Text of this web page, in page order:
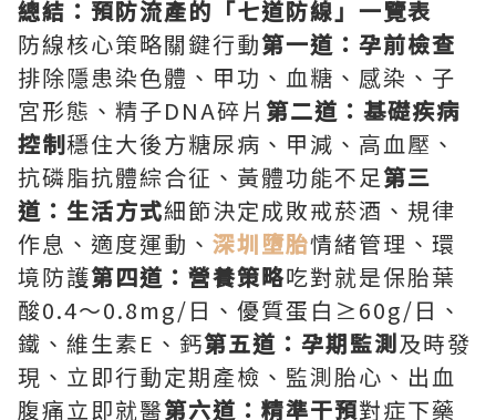
總結：預防流產的「七道防線」一覽表
防線核心策略關鍵行動第一道：孕前檢查
排除隱患染色體、甲功、血糖、感染、子
宮形態、精子DNA碎片 第二道：基礎疾病
控制穩住大後方糖尿病、甲減、高血壓、
抗磷脂抗體綜合征、黃體功能不足第三
道：生活方式細節決定成敗戒菸酒、規律
作息、適度運動、 深圳墮胎情緒管理、環
境防護第四道：營養策略吃對就是保胎葉
酸0.4～0.8mg/日、優質蛋白≥60g/日、
鐵、維生素E、鈣第五道：孕期監測及時發
現、立即行動定期產檢、監測胎心、出血
腹痛立即就醫第六道：精準干預對症下藥